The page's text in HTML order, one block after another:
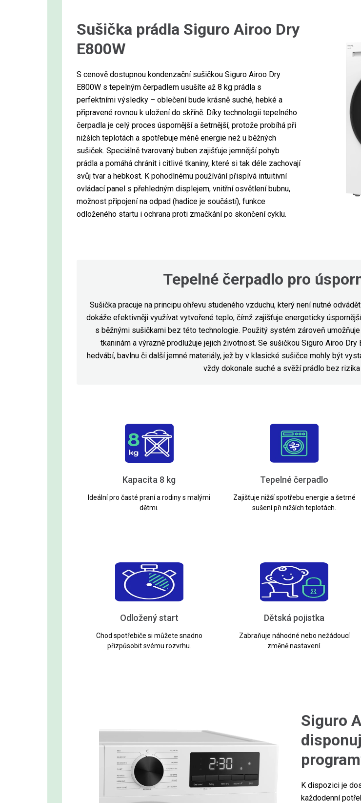
Sušička prádla Siguro Airoo Dry
E800W
S cenově dostupnou kondenzační sušičkou Siguro Airoo Dry
E800W s tepelným čerpadlem usušíte až 8 kg prádla s
perfektními výsledky – oblečení bude krásně suché, hebké a
připravené rovnou k uložení do skříně. Díky technologii tepelného
čerpadla je celý proces úspornější a šetrnější, protože probíhá při
nižších teplotách a spotřebuje méně energie než u běžných
sušiček. Speciálně tvarovaný buben zajišťuje jemnější pohyb
prádla a pomáhá chránit i citlivé tkaniny, které si tak déle zachovají
svůj tvar a hebkost. K pohodlnému používání přispívá intuitivní
ovládací panel s přehledným displejem, vnitřní osvětlení bubnu,
možnost připojení na odpad (hadice je součástí), funkce
odloženého startu i ochrana proti zmačkání po skončení cyklu.
Tepelné čerpadlo pro
Sušička pracuje na principu ohřevu studeného vzduchu, který není nutné
dokáže efektivněji využívat vytvořené teplo, čímž zajišťuje energeticky
s běžnými sušičkami bez této technologie. Použitý systém zároveň
tkaninám a výrazně prodlužuje jejich životnost. Se sušičkou Siguro Airoo
hedvábí, bavlnu či další jemné materiály, jež by v klasické sušičce mohly být
vždy dokonale suché a svěží prádlo bez
Kapacita 8 kg
Ideální pro časté praní a rodiny s malými
dětmi.
Tepelné čerpadlo
Zajišťuje nižší spotřebu energie a šetrné
sušení při nižších teplotách.
Odložený start
Chod spotřebiče si můžete snadno
přizpůsobit svému rozvrhu.
Dětská pojistka
Zabraňuje náhodné nebo nežádoucí
změně nastavení.
Siguro
K dispozici je
každodenní